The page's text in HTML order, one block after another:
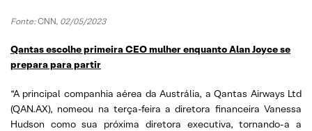
Fonte:CNN, 02/05/2023
Qantas escolhe primeira CEO mulher enquanto Alan Joyce se
prepara para partir
“A principal companhia aérea da Austrália, a Qantas Airways Ltd
(QAN.AX), nomeou na terça-feira a diretora financeira Vanessa
Hudson como sua próxima diretora executiva, tornando-a a